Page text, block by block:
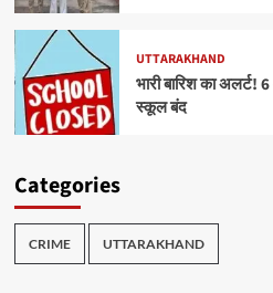
UTTARAKHAND
भारी बारिश का अलर्ट!
स्कूल बंद
Categories
CRIME UTTARAKHAND